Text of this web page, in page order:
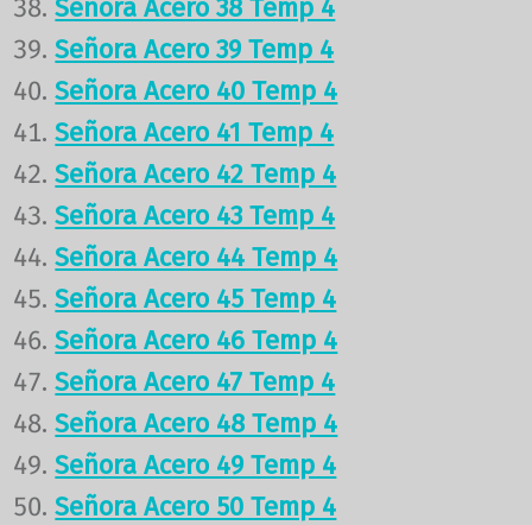
Señora Acero 38 Temp 4
Señora Acero 39 Temp 4
Señora Acero 40 Temp 4
Señora Acero 41 Temp 4
Señora Acero 42 Temp 4
Señora Acero 43 Temp 4
Señora Acero 44 Temp 4
Señora Acero 45 Temp 4
Señora Acero 46 Temp 4
Señora Acero 47 Temp 4
Señora Acero 48 Temp 4
Señora Acero 49 Temp 4
Señora Acero 50 Temp 4